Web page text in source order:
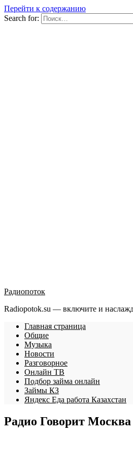
Перейти к содержанию
Search for:
Радиопоток
Radiopotok.su — включите и
Главная страница
Общие
Музыка
Новости
Разговорное
Онлайн ТВ
Подбор займа онлайн
Займы КЗ
Яндекс Еда работа Казахстан
Радио Говорит Москва